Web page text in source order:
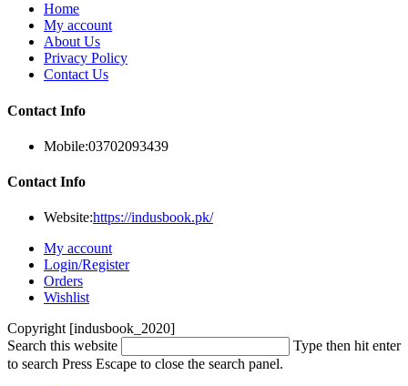
Home
My account
About Us
Privacy Policy
Contact Us
Contact Info
Mobile:03702093439
Contact Info
Website:https://indusbook.pk/
My account
Login/Register
Orders
Wishlist
Copyright [indusbook_2020]
Search this website
Type then hit enter
to search Press Escape to close the search panel.